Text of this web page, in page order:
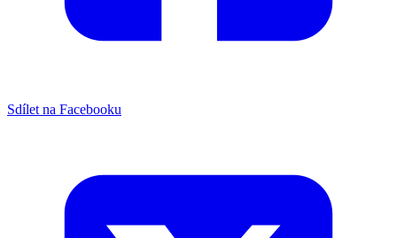
Sdílet na Facebooku